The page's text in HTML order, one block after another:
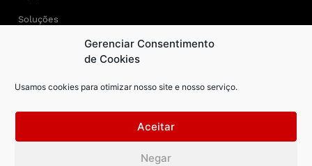
Gerenciar Consentimento
de Cookies
Usamos cookies para otimizar nosso site e nosso serviço.
Aceitar
Negar
Soluções
Central Press – todos os direitos reservados. Developer: